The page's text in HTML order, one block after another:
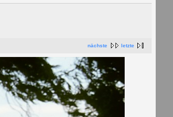
nächste letzte